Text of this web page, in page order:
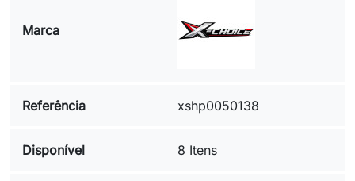
Marca
Referência xshp0050138
Disponível 8 Itens